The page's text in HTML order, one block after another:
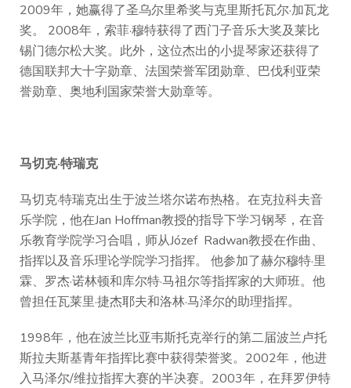
2009年，她赢得了圣乌尔里希奖与克里斯托瓦尔·加瓦龙
奖。 2008年，索菲·穆特获得了西门子音乐大奖及莱比
锡门德尔松大奖。此外，这位杰出的小提琴家还获得了
德国联邦大十字勋章、法国荣誉军团勋章、巴伐利亚荣
誉勋章、奥地利国家荣誉大勋章等。
马切克·特瑞克
马切克·特瑞克出生于波兰塔尔诺布热格。在克拉科夫音
乐学院，他在Jan Hoffman教授的指导下学习钢琴，在音
乐教育学院学习合唱，师从Józef Radwan教授在作曲、
指挥以及音乐理论学院学习指挥。 他参加了赫尔穆特·里
霖、罗杰·诺林顿和库尔特·马祖尔等指挥家的大师班。他
曾担任瓦莱里·捷杰耶夫和洛林·马泽尔的助理指挥。
1998年，他在波兰比亚韦斯托克举行的第二届波兰卢托
斯拉夫斯基青年指挥比赛中获得荣誉奖。2002年，他进
入马泽尔/维拉指挥大赛的半决赛。2003年，在拜罗伊特